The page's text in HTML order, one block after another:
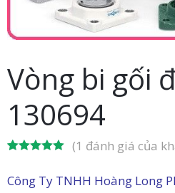
Vòng bi gối
130694
đánh giá
(1 đánh giá của
Công Ty TNHH Hoàng Long